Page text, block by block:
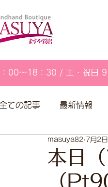
00～18：30 / 土・祝日
ての記事 最新情報
営業カレンダー
本日
（
masuya82 7月2日